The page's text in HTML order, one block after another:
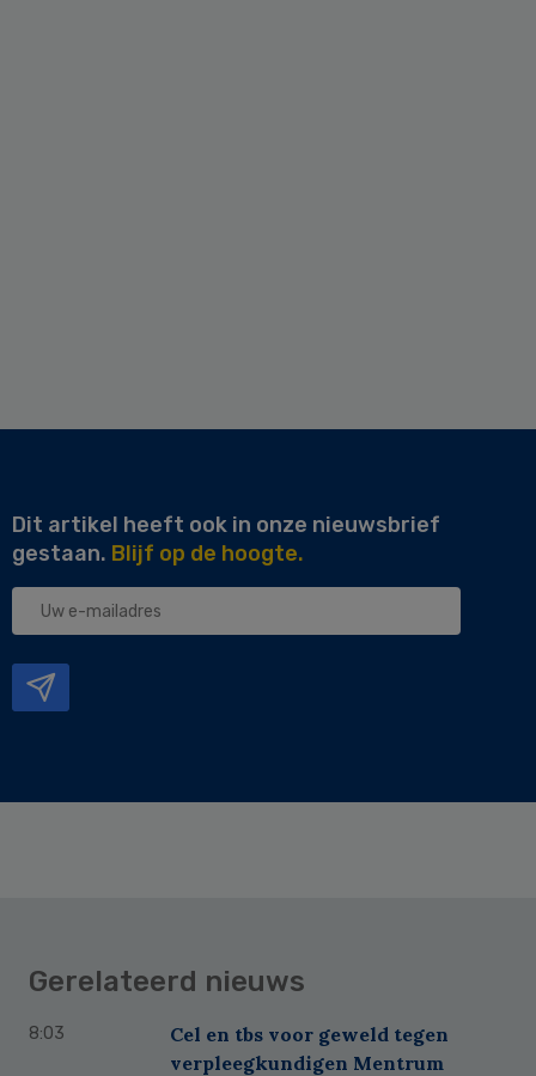
Dit artikel heeft ook in onze nieuwsbrief
gestaan. Blijf op de hoogte.
Uw
Gerelateerd nieuws
8:03
Cel en tbs voor geweld tegen
verpleegkundigen Mentrum